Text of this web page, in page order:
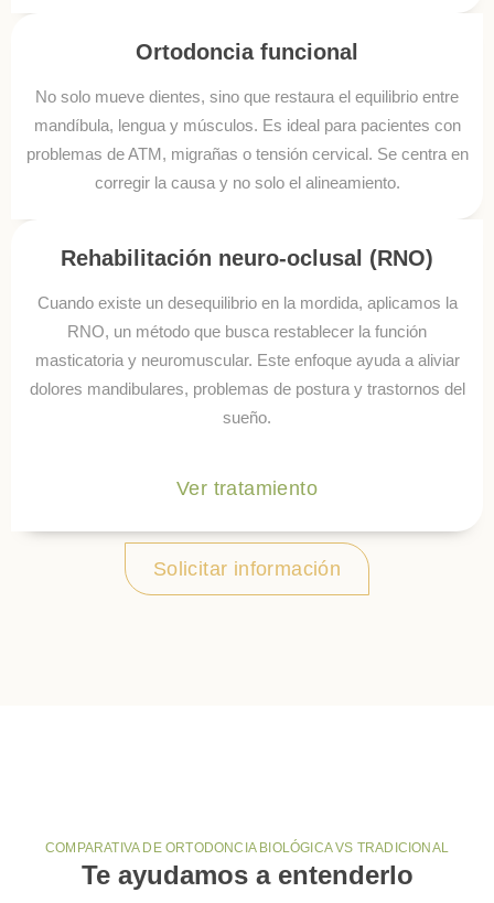
Ortodoncia funcional
No solo mueve dientes, sino que restaura el equilibrio entre
mandíbula, lengua y músculos. Es ideal para pacientes con
problemas de ATM, migrañas o tensión cervical. Se centra en
corregir la causa y no solo el alineamiento.
Rehabilitación neuro-oclusal (RNO)
Cuando existe un desequilibrio en la mordida, aplicamos la
RNO, un método que busca restablecer la función
masticatoria y neuromuscular. Este enfoque ayuda a aliviar
dolores mandibulares, problemas de postura y trastornos del
sueño.
Ver tratamiento
Solicitar información
COMPARATIVA DE ORTODONCIA BIOLÓGICA VS TRADICIONAL
Te ayudamos a entenderlo